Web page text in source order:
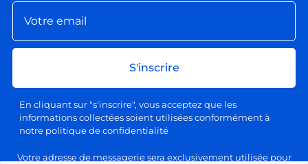
S'inscrire
En cliquant sur "s'inscrire", vous acceptez que les
informations collectées soient utilisées conformément à
notre politique de confidentialité
Votre adresse de messagerie sera exclusivement utilisée pour